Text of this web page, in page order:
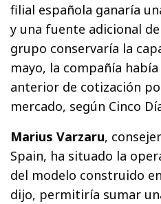
filial española ganaría
y una fuente adicional
grupo conservaría la
mayo, la compañía
anterior de cotización
mercado, según Cinco
Marius Varzaru,
Spain, ha situado la
del modelo construido
dijo, permitiría sumar